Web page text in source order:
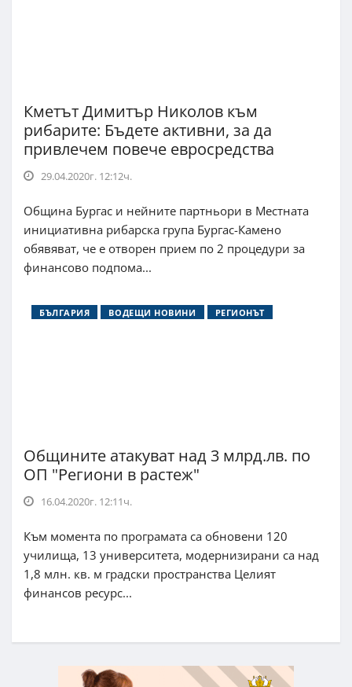
Кметът Димитър Николов към
рибарите: Бъдете активни, за да
привлечем повече евросредства
29.04.2020г. 12:12ч.
Община Бургас и нейните партньори в Местната
инициативна рибарска група Бургас-Камено
обявяват, че е отворен прием по 2 процедури за
финансово подпома...
БЪЛГАРИЯ ВОДЕЩИ НОВИНИ РЕГИОНЪТ
Общините атакуват над 3 млрд.лв. по
ОП "Региони в растеж"
16.04.2020г. 12:11ч.
Към момента по програмата са обновени 120
училища, 13 университета, модернизирани са над
1,8 млн. кв. м градски пространства Целият
финансов ресурс...